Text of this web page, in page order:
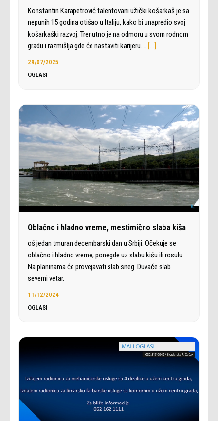
Konstantin Karapetrović talentovani užički košarkaš je sa
nepunih 15 godina otišao u Italiju, kako bi unapredio svoj
košarkaški razvoj. Trenutno je na odmoru u svom rodnom
gradu i razmišlja gde će nastaviti karijeru.… […]
29/07/2025
OGLASI
Oblačno i hladno vreme, mestimično slaba kiša
oš jedan tmuran decembarski dan u Srbiji. Očekuje se
oblačno i hladno vreme, ponegde uz slabu kišu ili rosulu.
Na planinama će provejavati slab sneg. Duvaće slab
severni vetar.
11/12/2024
OGLASI